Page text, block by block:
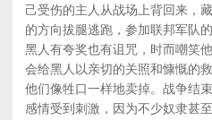
己受伤的主人从战场上背回来，
的方向拔腿逃跑，参加联邦军队
黑人有夸奖也有诅咒，时而嘲笑
会给黑人以亲切的关照和慷慨的
他们像牲口一样地卖掉。战争结
感情受到刺激，因为不少奴隶甚